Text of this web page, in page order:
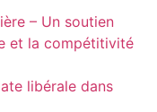
– Un soutien
et la compétitivité
libérale dans